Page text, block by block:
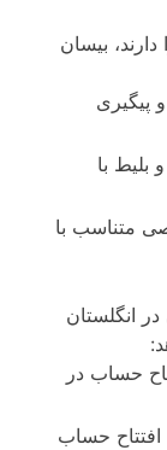
بیسان
پیگیری
بلیط با
متناسب با
انگلستان
حساب در
حساب